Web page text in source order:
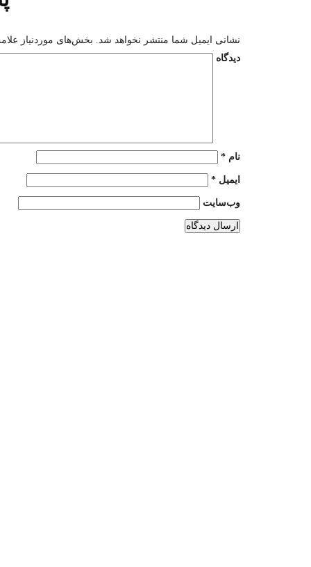
نشانی ایمیل شما منتشر نخواهد شد. بخش‌های موردنیاز
دیدگاه
نام *
ایمیل *
وب‌سایت